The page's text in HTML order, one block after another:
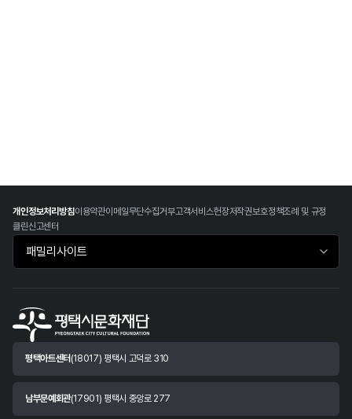
개인정보처리방침이용약관이메일무단수집거부고객서비스헌장저작권보호정책조례 및 규정
클린신고센터
패밀리사이트 바로가기
평택아트센터 (18017) 평택시 고덕로 310
남부문예회관(17901) 평택시 중앙로 277